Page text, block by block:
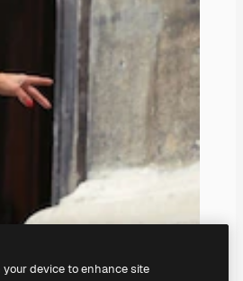
device to enhance site